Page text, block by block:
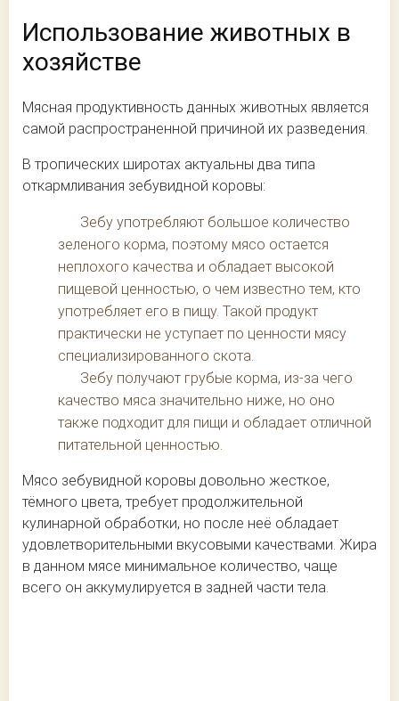
Использование животных в
хозяйстве
Мясная продуктивность данных животных является
самой распространенной причиной их разведения.
В тропических широтах актуальны два типа
откармливания зебувидной коровы:
Зебу употребляют большое количество
зеленого корма, поэтому мясо остается
неплохого качества и обладает высокой
пищевой ценностью, о чем известно тем, кто
употребляет его в пищу. Такой продукт
практически не уступает по ценности мясу
специализированного скота.
Зебу получают грубые корма, из-за чего
качество мяса значительно ниже, но оно
также подходит для пищи и обладает отличной
питательной ценностью.
Мясо зебувидной коровы довольно жесткое,
тёмного цвета, требует продолжительной
кулинарной обработки, но после неё обладает
удовлетворительными вкусовыми качествами. Жира
в данном мясе минимальное количество, чаще
всего он аккумулируется в задней части тела.